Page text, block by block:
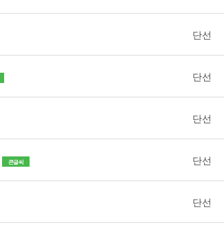
단선
단선
단선
큰글씨 단선
단선